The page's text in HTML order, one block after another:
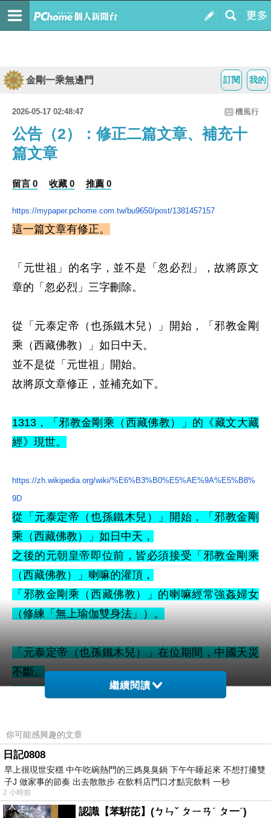
我的
訂閱
金剛一乘無邊門
2026-05-17 02:48:47 機風行
公告（2）：修正二篇文章、補充十
篇文章
留言 0 收藏 0 推薦 0
https://mypaper.pchome.com.tw/bu9650/post/1381457157
這一篇文章有修正。
「元世祖」的名字，並不是「忽必烈」，故將原文
章的「忽必烈」三字刪除。
從「元泰定帝（ 也孫鐵木兒 ）」開始，
「邪教金剛
乘（西藏佛教）」如日中天。
並不是從「元世祖」開始。
故將原文章修正，並補充如下。
1313，
「邪教金剛乘（西藏佛教）」的《藏文大藏
經》現世。
https://zh.wikipedia.org/wiki/%E6%B3%B0%E5%AE%9A%E5%B8%
9D
從「元泰定帝（ 也孫鐵木兒 ）」開始，
「邪教金剛
乘（西藏佛教）」如日中天，
之後的元朝皇帝即位前，皆必須接受「邪教金剛乘
（西藏佛教）」 喇嘛的灌頂，
「邪教金剛乘（西藏佛教）」的喇嘛經常強姦婦女
（修練 「無上瑜伽雙身法」） 。
「元泰定帝（也孫鐵木兒 ）」在位期間，中國天災
不斷。
1323年冬天，蒙古暴雪。
1325年12月，龍慶州地震。
1325年12月，
1326年12月，寧夏地震。
1327年3月，和寧地震。
1327年5月，洛陽蝗災。
繼續閱讀
你可能感興趣的文章
日記0808
早上很現世安穩 中午吃碗熱門的三媽臭臭鍋 下午午睡起來 不想打擾雙
子J 做家事的節奏 出去散散步 在飲料店門口才點完飲料 一秒
2 小時前
認識【苯騈芘】(ㄅㄣˇ ㄆㄧㄢˊ ㄆ一ˊ)